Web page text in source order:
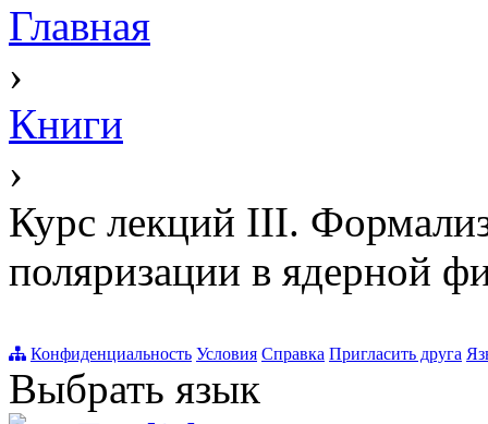
Главная
›
Книги
›
Курс лекций III.
поляризации в ядерной
Конфиденциальность Условия Справка Пригласить друга
Выбрать язык